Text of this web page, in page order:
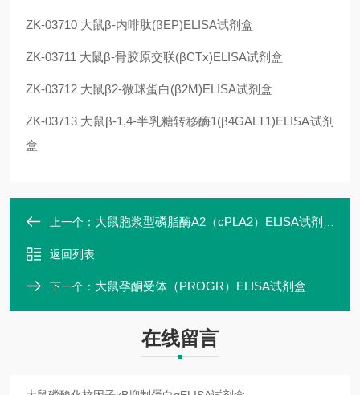
ZK-03710 大鼠β-内啡肽(βEP)ELISA试剂盒
ZK-03711 大鼠β-骨胶原交联(βCTx)ELISA试剂盒
ZK-03712 大鼠β2-微球蛋白(β2M)ELISA试剂盒
ZK-03713 大鼠β-1,4-半乳糖转移酶1(β4GALT1)ELISA试剂
盒
上一个： 大鼠胞浆型磷脂酶A2（cPLA2）ELISA试剂盒
返回列表
下一个： 大鼠孕酮受体（PROGR）ELISA试剂盒
在线留言